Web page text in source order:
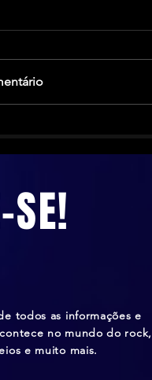
SE!
todos as informações e
no mundo do rock,
e muito mais.